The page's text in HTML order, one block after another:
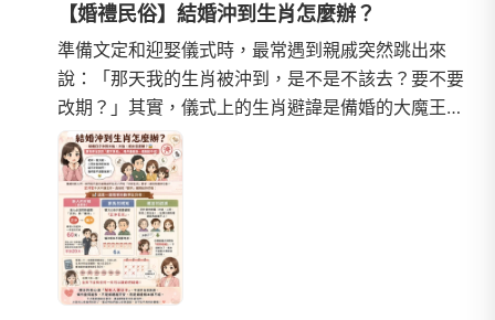
子之後再每個人給回
【婚禮民俗】結婚沖到生肖怎麼辦？
準備文定和迎娶儀式時，最常遇到親戚突然跳出來
說：「那天我的生肖被沖到，是不是不該去？要不要
改期？」其實，儀式上的生肖避諱是備婚的大魔王，
但如果我們用數學機率來理性分析，就會發現許多不
必要的焦慮。民俗研...